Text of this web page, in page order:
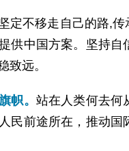
定不移走自己的路,
供中国方案。坚持
致远。
帜。 站在人类何去何
民前途所在，推动